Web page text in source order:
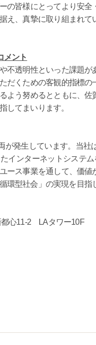
の皆様にとってより安全
え、真摯に取り組まれ
ント
不透明性といった課題が
だくための客観的指標
よう努めるとともに、
してまいります。
発生しています。当社
インターネットシステ
ース事業を通して、価
環型社会」の実現を目指
都心11-2 LAタワー10F